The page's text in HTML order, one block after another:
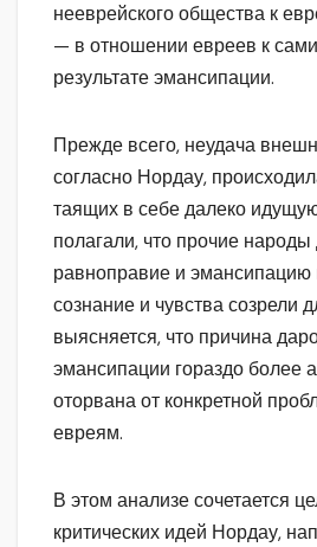
нееврейского общества к
— в отношении евреев к
результате эмансипации.
Прежде всего, неудача
согласно Нордау,
таящих в себе далеко
полагали, что прочие
равноправие и эмансипацию
сознание и чувства созрели
выясняется, что причина
эмансипации гораздо более
оторвана от конкретной
евреям.
В этом анализе сочетается
критических идей Нордау,